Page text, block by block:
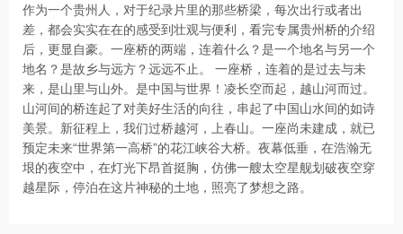
作为一个贵州人，对于纪录片里的那些桥梁，每次出行或者出
差，都会实实在在的感受到壮观与便利，看完专属贵州桥的介绍
后，更显自豪。一座桥的两端，连着什么？是一个地名与另一个
地名？是故乡与远方？远远不止。 一座桥，连着的是过去与未
来，是山里与山外。是中国与世界！凌长空而起，越山河而过。
山河间的桥连起了对美好生活的向往，串起了中国山水间的如诗
美景。新征程上，我们过桥越河，上春山。一座尚未建成，就已
预定未来“世界第一高桥”的花江峡谷大桥。夜幕低垂，在浩瀚无
垠的夜空中，在灯光下昂首挺胸，仿佛一艘太空星舰划破夜空穿
越星际，停泊在这片神秘的土地，照亮了梦想之路。